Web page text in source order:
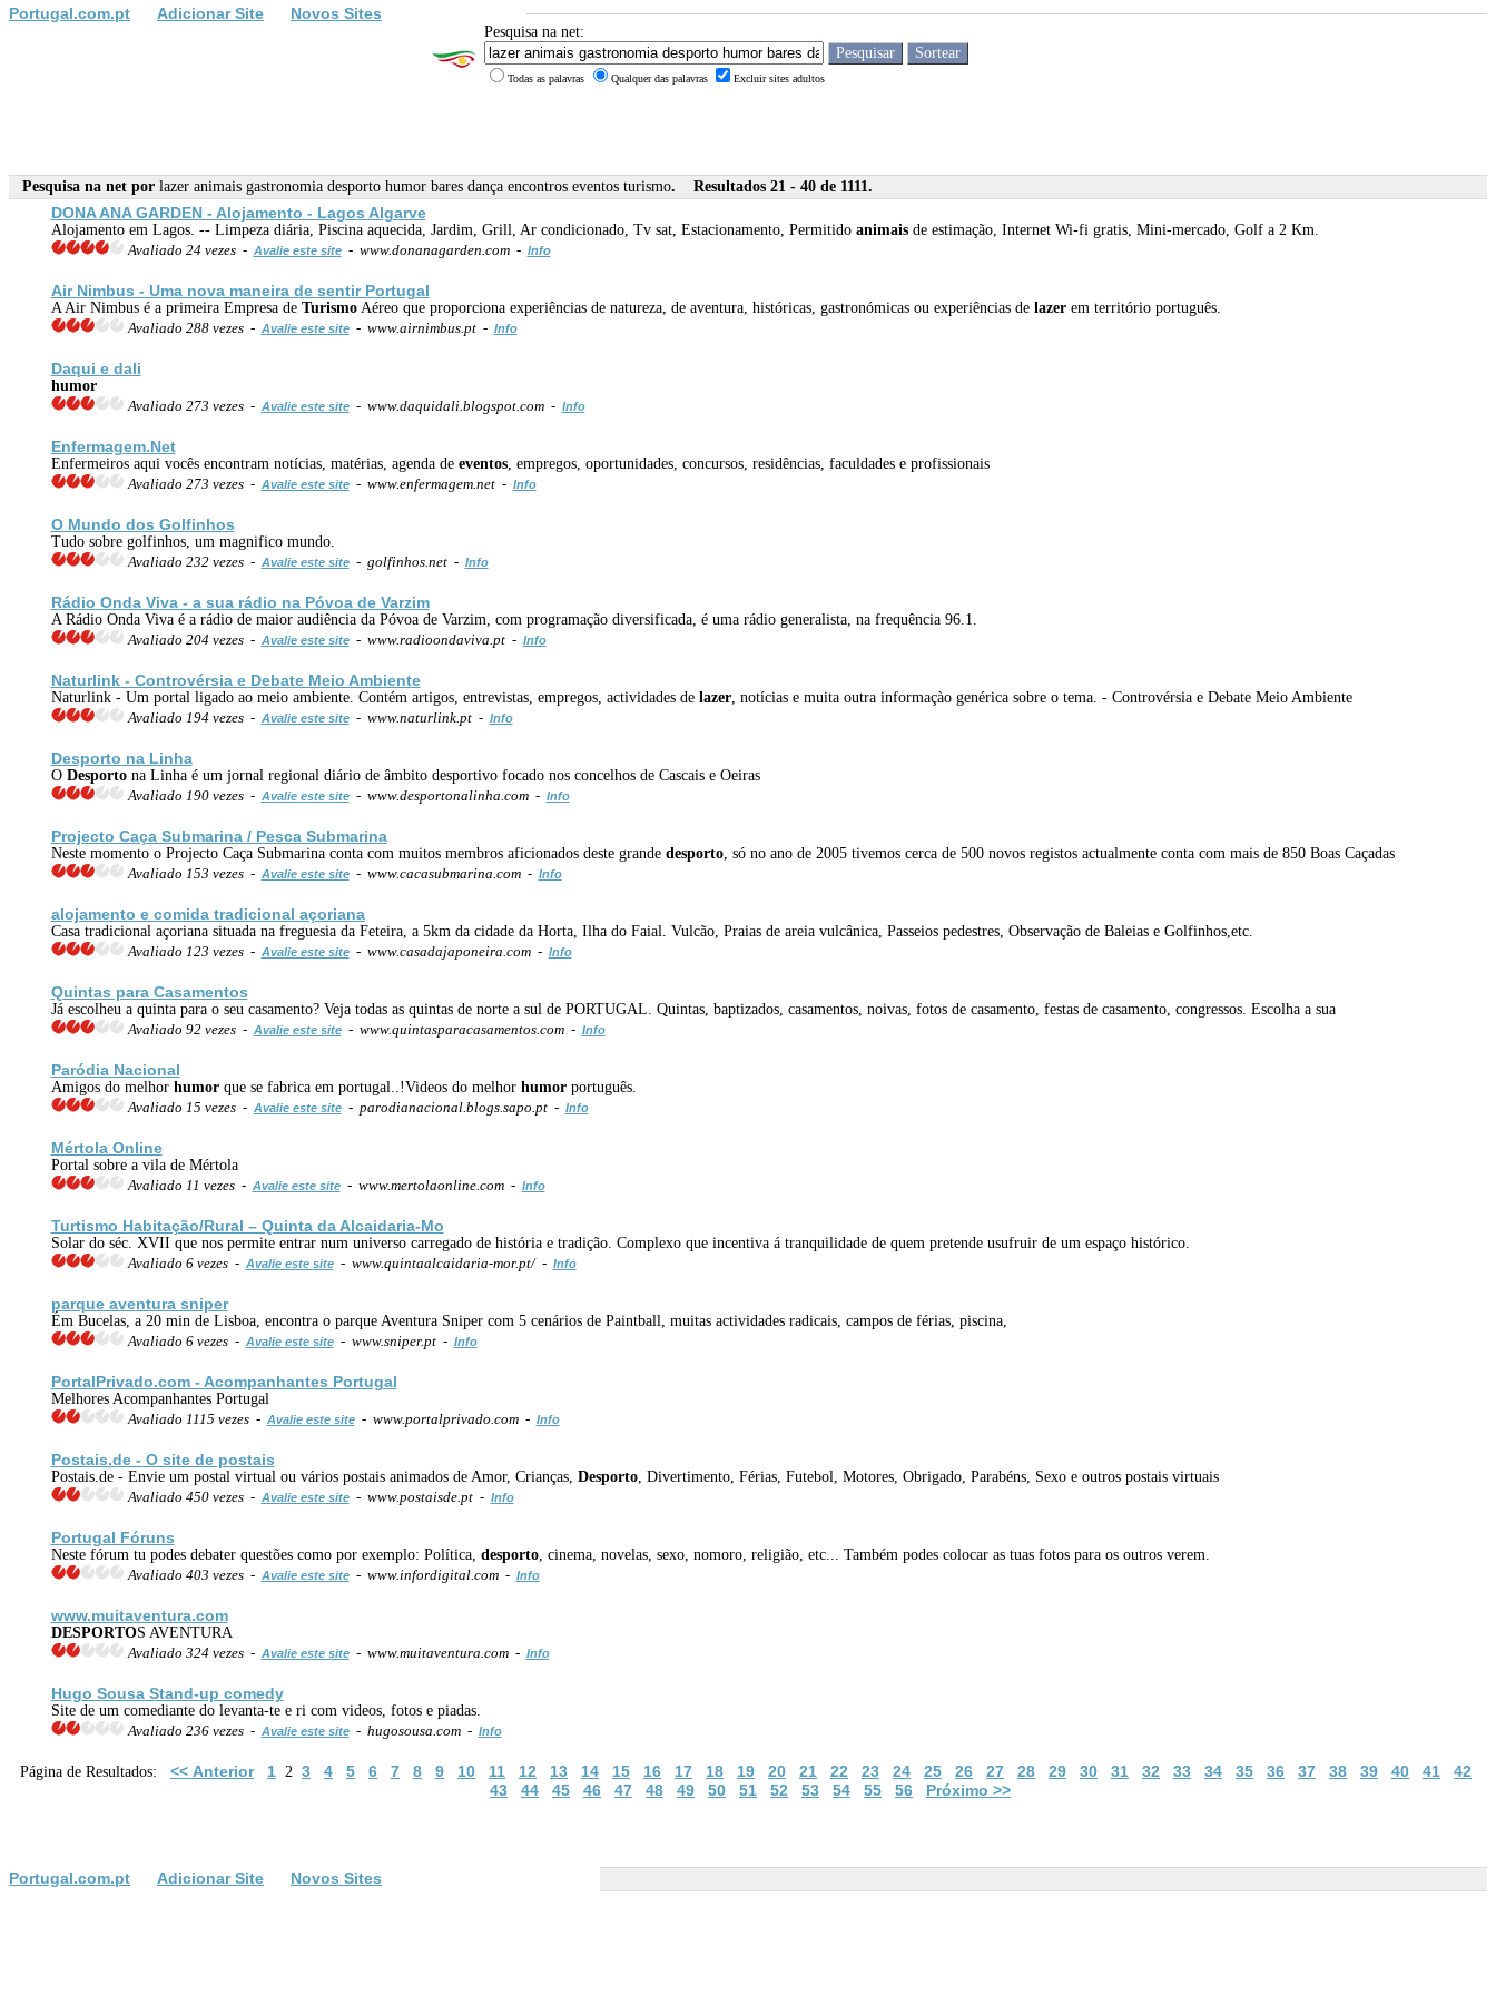
Portugal.com.pt Adicionar Site Novos Sites
Pesquisa na net:
Todas as palavras Qualquer das palavras Excluir sites adultos
Pesquisa na net por lazer animais gastronomia desporto humor bares dança encontros eventos turismo. Resultados 21 - 40 de 1111.
DONA ANA GARDEN - Alojamento - Lagos Algarve
Alojamento em Lagos. -- Limpeza diária, Piscina aquecida, Jardim, Grill, Ar condicionado, Tv sat, Estacionamento, Permitido animaisde estimação, Internet Wi-fi gratis, Mini-mercado, Golf a 2 Km.
Avaliado 24 vezes - Avalie este site- www.donanagarden.com - Info
Air Nimbus - Uma nova maneira de sentir Portugal
A Air Nimbus é a primeira Empresa de TurismoAéreo que proporciona experiências de natureza, de aventura, históricas, gastronómicas ou experiências de lazerem território português.
Avaliado 288 vezes - Avalie este site- www.airnimbus.pt - Info
Daqui e dali
humor
Avaliado 273 vezes - Avalie este site- www.daquidali.blogspot.com - Info
Enfermagem.Net
Enfermeiros aqui vocês encontram notícias, matérias, agenda de eventos, empregos, oportunidades, concursos, residências, faculdades e profissionais
Avaliado 273 vezes - Avalie este site- www.enfermagem.net - Info
O Mundo dos Golfinhos
Tudo sobre golfinhos, um magnifico mundo.
Avaliado 232 vezes - Avalie este site- golfinhos.net - Info
Rádio Onda Viva - a sua rádio na Póvoa de Varzim
A Rádio Onda Viva é a rádio de maior audiência da Póvoa de Varzim, com programação diversificada, é uma rádio generalista, na frequência 96.1.
Avaliado 204 vezes - Avalie este site- www.radioondaviva.pt - Info
Naturlink - Controvérsia e Debate Meio Ambiente
Naturlink - Um portal ligado ao meio ambiente. Contém artigos, entrevistas, empregos, actividades de lazer, notícias e muita outra informaçào genérica sobre o tema. - Controvérsia e Debate Meio Ambiente
Avaliado 194 vezes - Avalie este site- www.naturlink.pt - Info
Desporto na Linha
O Desportona Linha é um jornal regional diário de âmbito desportivo focado nos concelhos de Cascais e Oeiras
Avaliado 190 vezes - Avalie este site- www.desportonalinha.com - Info
Projecto Caça Submarina / Pesca Submarina
Neste momento o Projecto Caça Submarina conta com muitos membros aficionados deste grande desporto, só no ano de 2005 tivemos cerca de 500 novos registos actualmente conta com mais de 850 Boas Caçadas
Avaliado 153 vezes - Avalie este site- www.cacasubmarina.com - Info
alojamento e comida tradicional açoriana
Casa tradicional açoriana situada na freguesia da Feteira, a 5km da cidade da Horta, Ilha do Faial. Vulcão, Praias de areia vulcânica, Passeios pedestres, Observação de Baleias e Golfinhos,etc.
Avaliado 123 vezes - Avalie este site- www.casadajaponeira.com - Info
Quintas para Casamentos
Já escolheu a quinta para o seu casamento? Veja todas as quintas de norte a sul de PORTUGAL. Quintas, baptizados, casamentos, noivas, fotos de casamento, festas de casamento, congressos. Escolha a sua
Avaliado 92 vezes - Avalie este site- www.quintasparacasamentos.com - Info
Paródia Nacional
Amigos do melhor humorque se fabrica em portugal..!Videos do melhor humorportuguês.
Avaliado 15 vezes - Avalie este site- parodianacional.blogs.sapo.pt - Info
Mértola Online
Portal sobre a vila de Mértola
Avaliado 11 vezes - Avalie este site- www.mertolaonline.com - Info
Turtismo Habitação/Rural – Quinta da Alcaidaria-Mo
Solar do séc. XVII que nos permite entrar num universo carregado de história e tradição. Complexo que incentiva á tranquilidade de quem pretende usufruir de um espaço histórico.
Avaliado 6 vezes - Avalie este site- www.quintaalcaidaria-mor.pt/ - Info
parque aventura sniper
Ém Bucelas, a 20 min de Lisboa, encontra o parque Aventura Sniper com 5 cenários de Paintball, muitas actividades radicais, campos de férias, piscina,
Avaliado 6 vezes - Avalie este site- www.sniper.pt - Info
PortalPrivado.com - Acompanhantes Portugal
Melhores Acompanhantes Portugal
Avaliado 1115 vezes - Avalie este site- www.portalprivado.com - Info
Postais.de - O site de postais
Postais.de - Envie um postal virtual ou vários postais animados de Amor, Crianças, Desporto, Divertimento, Férias, Futebol, Motores, Obrigado, Parabéns, Sexo e outros postais virtuais
Avaliado 450 vezes - Avalie este site- www.postaisde.pt - Info
Portugal Fóruns
Neste fórum tu podes debater questões como por exemplo: Política, desporto, cinema, novelas, sexo, nomoro, religião, etc... Também podes colocar as tuas fotos para os outros verem.
Avaliado 403 vezes - Avalie este site- www.infordigital.com - Info
www.muitaventura.com
DESPORTOS AVENTURA
Avaliado 324 vezes - Avalie este site- www.muitaventura.com - Info
Hugo Sousa Stand-up comedy
Site de um comediante do levanta-te e ri com videos, fotos e piadas.
Avaliado 236 vezes - Avalie este site- hugosousa.com - Info
Página de Resultados: << Anterior 1 2 3 4 5 6 7 8 9 10 11 12 13 14 15 16 17 18 19 20 21 22 23 24 25 26 27 28 29 30 31 32 33 34 35 36 37 38 39 40 41
42
43
44 45 46 47 48 49 50 51 52 53 54 55 56 Próximo >>
Portugal.com.pt Adicionar Site Novos Sites